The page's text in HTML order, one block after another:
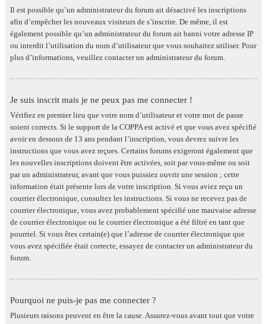
Il est possible qu’un administrateur du forum ait désactivé les inscriptions
afin d’empêcher les nouveaux visiteurs de s’inscrire. De même, il est
également possible qu’un administrateur du forum ait banni votre adresse IP
ou interdit l’utilisation du nom d’utilisateur que vous souhaitez utiliser. Pour
plus d’informations, veuillez contacter un administrateur du forum.
Je suis inscrit mais je ne peux pas me connecter !
Vérifiez en premier lieu que votre nom d’utilisateur et votre mot de passe
soient corrects. Si le support de la COPPA est activé et que vous avez spécifié
avoir en dessous de 13 ans pendant l’inscription, vous devrez suivre les
instructions que vous avez reçues. Certains forums exigeront également que
les nouvelles inscriptions doivent être activées, soit par vous-même ou soit
par un administrateur, avant que vous puissiez ouvrir une session ; cette
information était présente lors de votre inscription. Si vous aviez reçu un
courrier électronique, consultez les instructions. Si vous ne recevez pas de
courrier électronique, vous avez probablement spécifié une mauvaise adresse
de courrier électronique ou le courrier électronique a été filtré en tant que
pourriel. Si vous êtes certain(e) que l’adresse de courrier électronique que
vous avez spécifiée était correcte, essayez de contacter un administrateur du
forum.
Pourquoi ne puis-je pas me connecter ?
Plusieurs raisons peuvent en être la cause. Assurez-vous avant tout que votre